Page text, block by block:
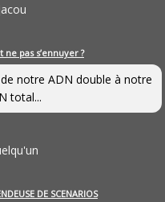
ne pas s’ennuyer ?
notre ADN double à notre
total...
DE SCENARIOS